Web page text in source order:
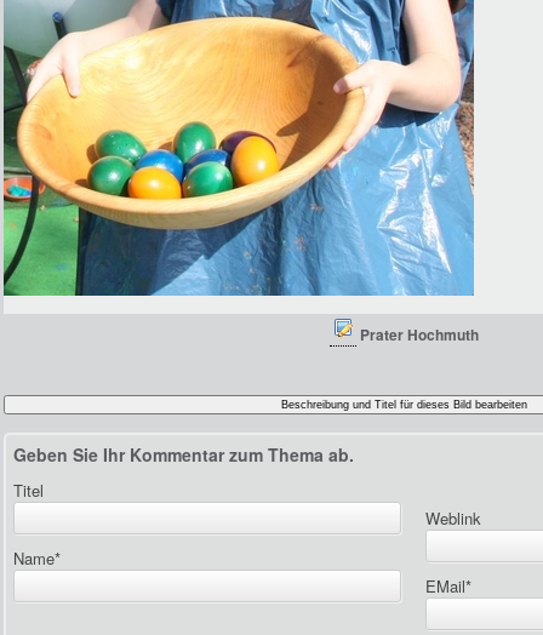
Prater Hochmuth
Geben Sie Ihr Kommentar zum Thema ab.
Titel
Weblink
Name*
EMail*